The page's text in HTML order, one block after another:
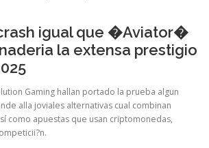
igual que �Aviator�
la extensa prestigio
Gaming hallan portado la prueba algun
alla joviales alternativas cual combinan
como apuestas que usan criptomonedas,